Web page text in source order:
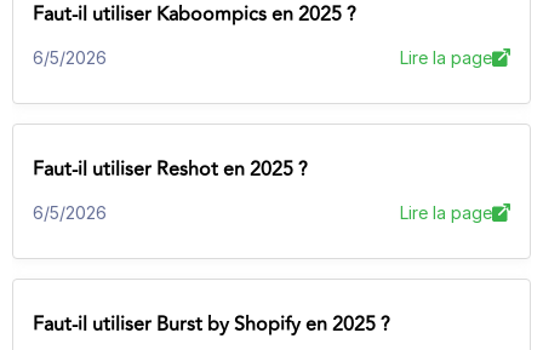
Faut-il utiliser Kaboompics en 2025 ?
6/5/2026 Lire la page
Faut-il utiliser Reshot en 2025 ?
6/5/2026 Lire la page
Faut-il utiliser Burst by Shopify en 2025 ?